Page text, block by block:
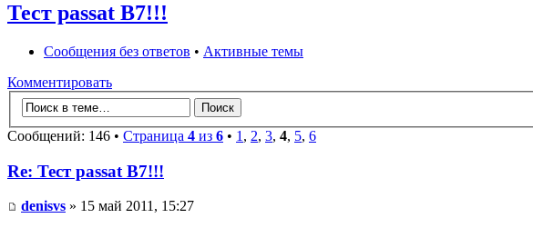
Тест passat B7!!!
Сообщения без ответов • Активные темы
Комментировать
Сообщений: 146 • Страница 4 из 6 • 1 , 2, 3, 4, 5, 6
Re: Тест passat B7!!!
denisvs » 15 май 2011, 15:27